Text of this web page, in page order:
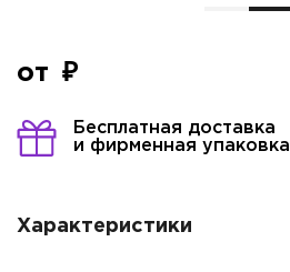
от
Бесплатная доставка
и фирменная упаковка
Характеристики